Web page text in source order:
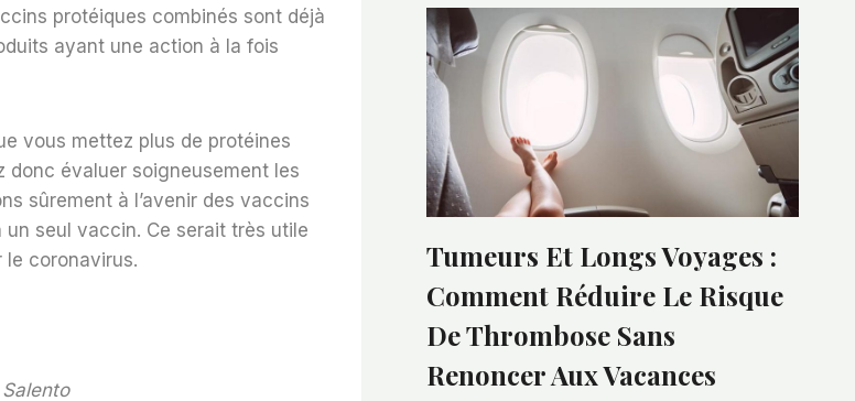
protéiques combinés sont déjà
ayant une action à la fois
vous mettez plus de protéines
évaluer soigneusement les
sûrement à l’avenir des vaccins
seul vaccin. Ce serait très utile
le coronavirus.
Tumeurs Et Longs Voyages :
Comment Réduire Le Risque
De Thrombose Sans
Renoncer Aux Vacances